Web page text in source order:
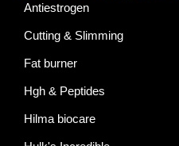
Antiestrogen
Cutting & Slimming
Fat burner
Hgh & Peptides
Hilma biocare